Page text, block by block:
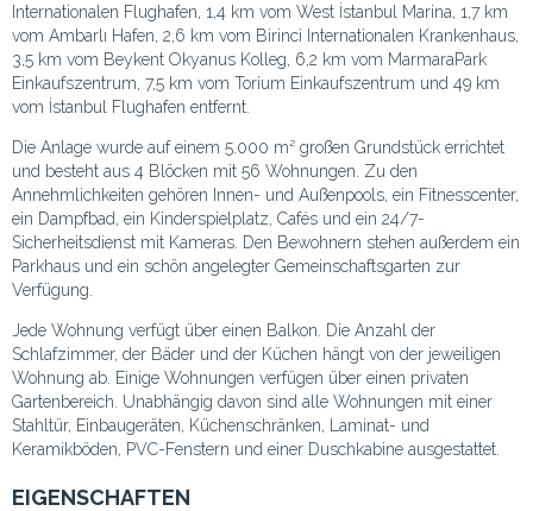
Internationalen Flughafen, 1,4 km vom West İstanbul Marina, 1,7 km
vom Ambarlı Hafen, 2,6 km vom Birinci Internationalen Krankenhaus,
3,5 km vom Beykent Okyanus Kolleg, 6,2 km vom MarmaraPark
Einkaufszentrum, 7,5 km vom Torium Einkaufszentrum und 49 km
vom İstanbul Flughafen entfernt.
Die Anlage wurde auf einem 5.000 m² großen Grundstück errichtet
und besteht aus 4 Blöcken mit 56 Wohnungen. Zu den
Annehmlichkeiten gehören Innen- und Außenpools, ein Fitnesscenter,
ein Dampfbad, ein Kinderspielplatz, Cafés und ein 24/7-
Sicherheitsdienst mit Kameras. Den Bewohnern stehen außerdem ein
Parkhaus und ein schön angelegter Gemeinschaftsgarten zur
Verfügung.
Jede Wohnung verfügt über einen Balkon. Die Anzahl der
Schlafzimmer, der Bäder und der Küchen hängt von der jeweiligen
Wohnung ab. Einige Wohnungen verfügen über einen privaten
Gartenbereich. Unabhängig davon sind alle Wohnungen mit einer
Stahltür, Einbaugeräten, Küchenschränken, Laminat- und
Keramikböden, PVC-Fenstern und einer Duschkabine ausgestattet.
EIGENSCHAFTEN